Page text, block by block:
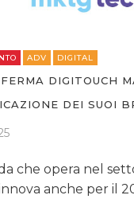
ADV DIGITAL
DIGITOUCH
DEI SUOI
che opera nel
anche per il